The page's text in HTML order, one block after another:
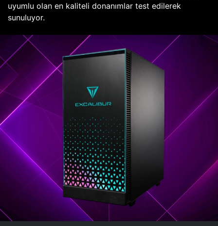
uyumlu olan en kaliteli donanımlar test edilerek
sunuluyor.